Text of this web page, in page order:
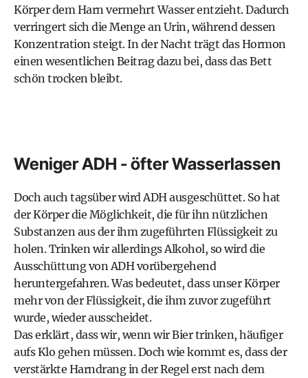
Körper dem Harn vermehrt Wasser entzieht. Dadurch
verringert sich die Menge an Urin, während dessen
Konzentration steigt. In der Nacht trägt das Hormon
einen wesentlichen Beitrag dazu bei, dass das Bett
schön trocken bleibt.
Weniger ADH - öfter Wasserlassen
Doch auch tagsüber wird ADH ausgeschüttet. So hat
der Körper die Möglichkeit, die für ihn nützlichen
Substanzen aus der ihm zugeführten Flüssigkeit zu
holen. Trinken wir allerdings Alkohol, so wird die
Ausschüttung von ADH vorübergehend
heruntergefahren. Was bedeutet, dass unser Körper
mehr von der Flüssigkeit, die ihm zuvor zugeführt
wurde, wieder ausscheidet.
Das erklärt, dass wir, wenn wir Bier trinken, häufiger
aufs Klo gehen müssen. Doch wie kommt es, dass der
verstärkte Harndrang in der Regel erst nach dem